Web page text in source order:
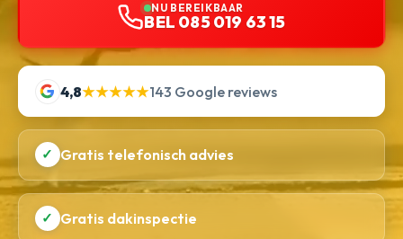
NU BEREIKBAAR
BEL 085 019 63 15
4,8★★★★★143 Google reviews
✓ Gratis telefonisch advies
✓ Gratis dakinspectie